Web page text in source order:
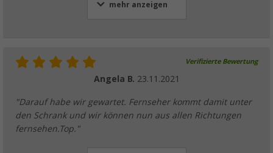
mehr anzeigen
Verifizierte Bewertung
Angela B. 23.11.2021
"Darauf habe wir gewartet. Fernseher kommt damit unter
den Schrank und wir können nun aus allen Richtungen
fernsehen.Top."